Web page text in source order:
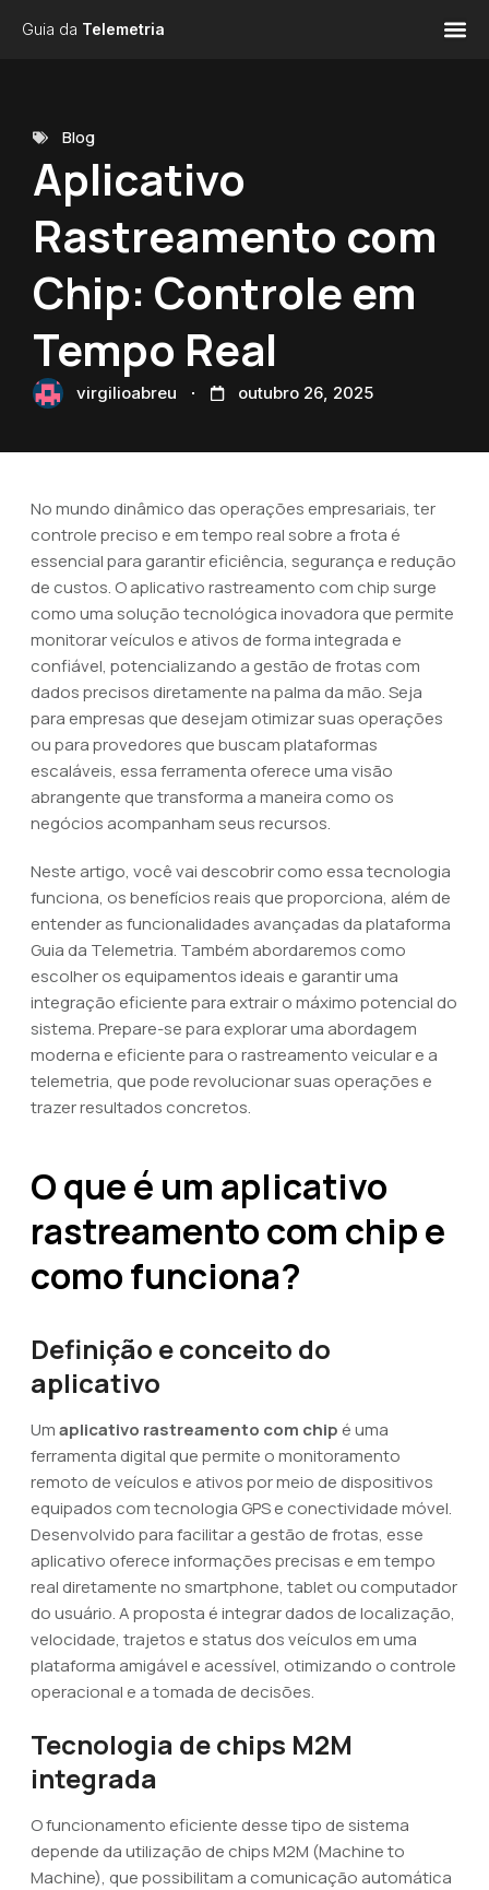
Guia da Telemetria
Blog
Aplicativo
Rastreamento com
Chip: Controle em
Tempo Real
virgilioabreu outubro 26, 2025
No mundo dinâmico das operações empresariais, ter
controle preciso e em tempo real sobre a frota é
essencial para garantir eficiência, segurança e redução
de custos. O aplicativo rastreamento com chip surge
como uma solução tecnológica inovadora que permite
monitorar veículos e ativos de forma integrada e
confiável, potencializando a gestão de frotas com
dados precisos diretamente na palma da mão. Seja
para empresas que desejam otimizar suas operações
ou para provedores que buscam plataformas
escaláveis, essa ferramenta oferece uma visão
abrangente que transforma a maneira como os
negócios acompanham seus recursos.
Neste artigo, você vai descobrir como essa tecnologia
funciona, os benefícios reais que proporciona, além de
entender as funcionalidades avançadas da plataforma
Guia da Telemetria. Também abordaremos como
escolher os equipamentos ideais e garantir uma
integração eficiente para extrair o máximo potencial do
sistema. Prepare-se para explorar uma abordagem
moderna e eficiente para o rastreamento veicular e a
telemetria, que pode revolucionar suas operações e
trazer resultados concretos.
O que é um aplicativo
rastreamento com chip e
como funciona?
Definição e conceito do
aplicativo
Umaplicativo rastreamento com chip é uma
ferramenta digital que permite o monitoramento
remoto de veículos e ativos por meio de dispositivos
equipados com tecnologia GPS e conectividade móvel.
Desenvolvido para facilitar a gestão de frotas, esse
aplicativo oferece informações precisas e em tempo
real diretamente no smartphone, tablet ou computador
do usuário. A proposta é integrar dados de localização,
velocidade, trajetos e status dos veículos em uma
plataforma amigável e acessível, otimizando o controle
operacional e a tomada de decisões.
Tecnologia de chips M2M
integrada
O funcionamento eficiente desse tipo de sistema
depende da utilização de chips M2M (Machine to
Machine), que possibilitam a comunicação automática